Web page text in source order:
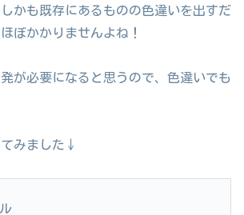
かも既存にあるものの色違いを出すだ
ぼかかりませんよね！
が必要になると思うので、色違いでも
みました↓